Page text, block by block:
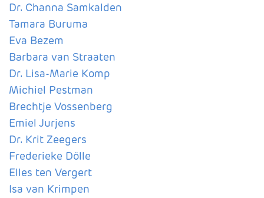
Dr. Channa Samkalden
Tamara Buruma
Eva Bezem
Barbara van Straaten
Dr. Lisa-Marie Komp
Michiel Pestman
Brechtje Vossenberg
Emiel Jurjens
Dr. Krit Zeegers
Frederieke Dölle
Elles ten Vergert
Isa van Krimpen